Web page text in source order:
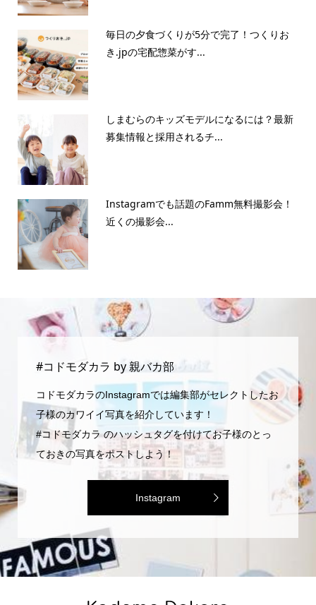
毎日の夕食づくりが5分で完了！つくりお
き.jpの宅配惣菜がす...
しまむらのキッズモデルになるには？最新
募集情報と採用されるチ...
Instagramでも話題のFamm無料撮影会！
近くの撮影会...
#コドモダカラ by 親バカ部
コドモダカラのInstagramでは編集部がセレクトしたお
子様のカワイイ写真を紹介しています！
#コドモダカラ のハッシュタグを付けてお子様のとっ
ておきの写真をポストしよう！
Instagram